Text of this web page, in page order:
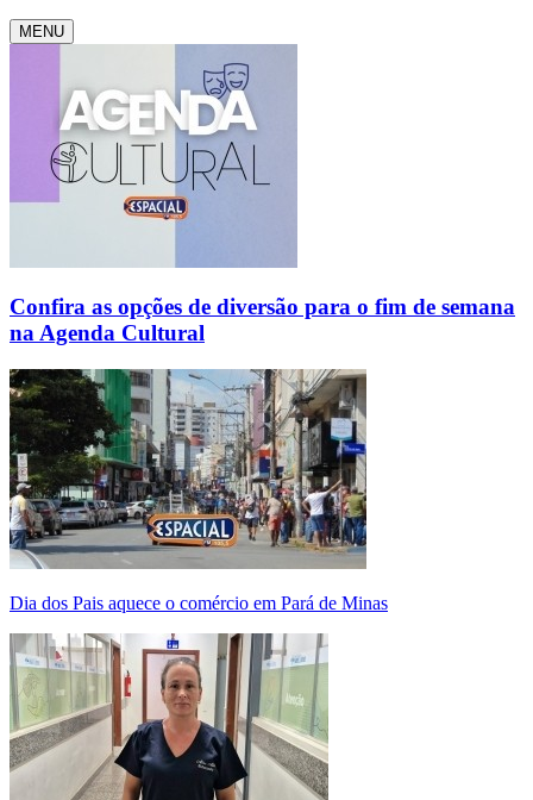
MENU
Confira as opções de diversão para o fim de semana
na Agenda Cultural
Dia dos Pais aquece o comércio em Pará de Minas